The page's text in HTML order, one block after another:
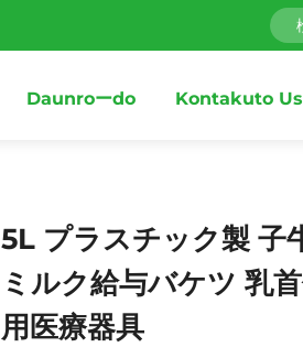
Daunroーdo Kontakuto Us
5L プラスチック製 子
ミルク給与バケツ 乳
用医療器具